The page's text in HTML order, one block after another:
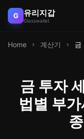
G 유리지갑
Glasswallet
Home 계산기 금
금 투자
법별 부가